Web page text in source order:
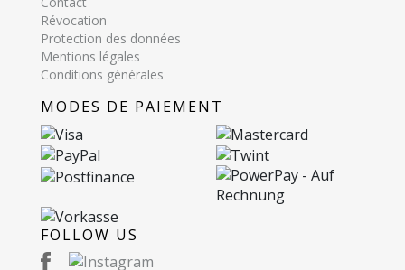
Révocation
Protection des données
Mentions légales
Conditions générales
MODES DE PAIEMENT
FOLLOW US